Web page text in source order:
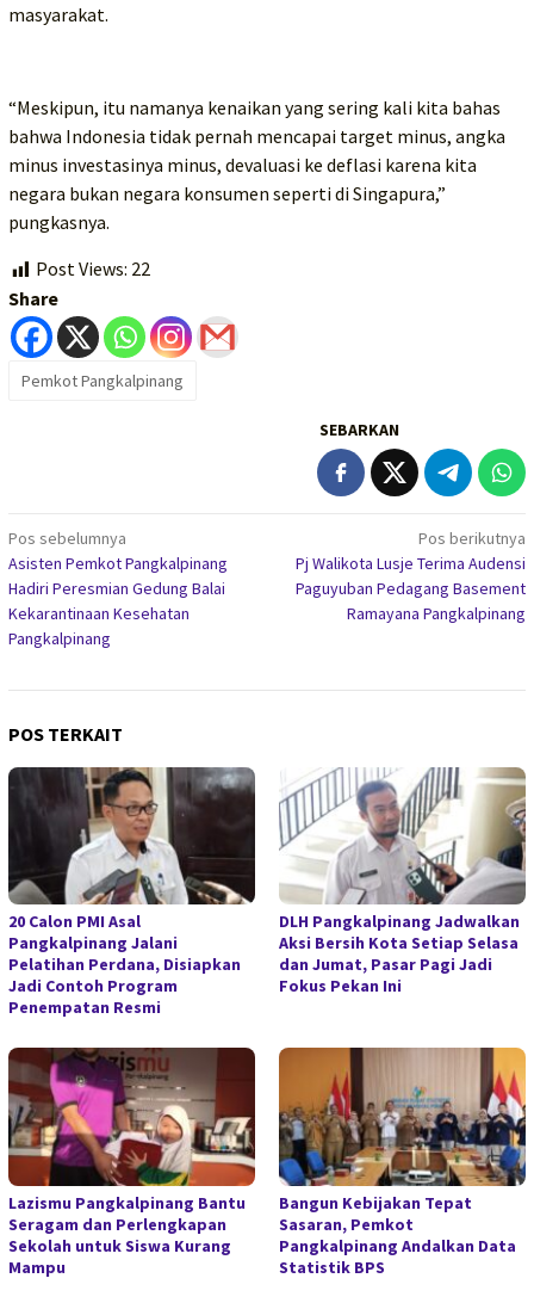
masyarakat.
“Meskipun, itu namanya kenaikan yang sering kali kita bahas
bahwa Indonesia tidak pernah mencapai target minus, angka
minus investasinya minus, devaluasi ke deflasi karena kita
negara bukan negara konsumen seperti di Singapura,”
pungkasnya.
Post Views: 22
Share
Pemkot Pangkalpinang
SEBARKAN
Navigasi
pos
Pos sebelumnya
Asisten Pemkot Pangkalpinang
Hadiri Peresmian Gedung Balai
Kekarantinaan Kesehatan
Pangkalpinang
Pos berikutnya
Pj Walikota Lusje Terima Audensi
Paguyuban Pedagang Basement
Ramayana Pangkalpinang
POS TERKAIT
20 Calon PMI Asal
Pangkalpinang Jalani
Pelatihan Perdana, Disiapkan
Jadi Contoh Program
Penempatan Resmi
DLH Pangkalpinang Jadwalkan
Aksi Bersih Kota Setiap Selasa
dan Jumat, Pasar Pagi Jadi
Fokus Pekan Ini
Lazismu Pangkalpinang Bantu
Seragam dan Perlengkapan
Sekolah untuk Siswa Kurang
Mampu
Bangun Kebijakan Tepat
Sasaran, Pemkot
Pangkalpinang Andalkan Data
Statistik BPS